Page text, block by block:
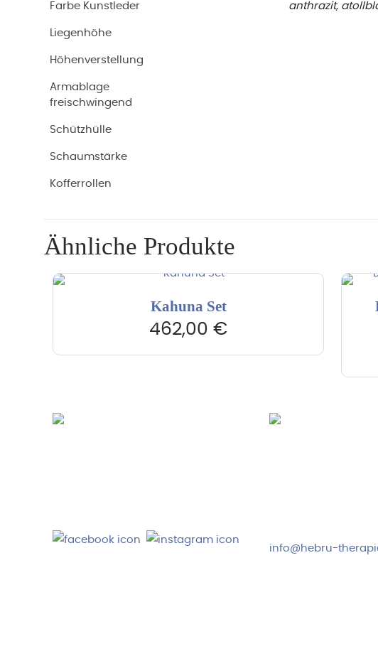
Farbe Kunstleder anthrazit,
Liegenhöhe
Höhenverstellung
Armablage
freischwingend
Schützhülle
Schaumstärke
Kofferrollen
Ähnliche Produkte
Kahuna Set
462,00€
info@hebru-